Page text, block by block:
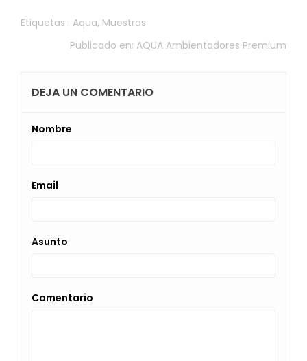
Etiquetas : Aqua, Muestras
Publicado en: AQUA Ambientadores Premium
DEJA UN COMENTARIO
Nombre
Email
Asunto
Comentario